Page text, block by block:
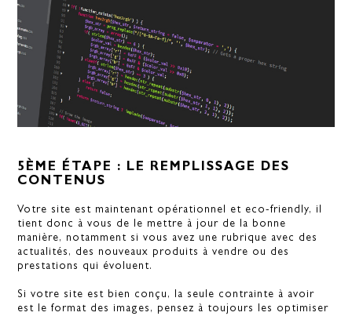
5ÈME ÉTAPE : LE REMPLISSAGE DES
CONTENUS
Votre site est maintenant opérationnel et eco-friendly, il
tient donc à vous de le mettre à jour de la bonne
manière, notamment si vous avez une rubrique avec des
actualités, des nouveaux produits à vendre ou des
prestations qui évoluent.
Si votre site est bien conçu, la seule contrainte à avoir
est le format des images, pensez à toujours les optimiser